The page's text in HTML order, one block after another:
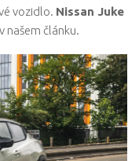
vozidlo. Nissan Juke
našem článku.